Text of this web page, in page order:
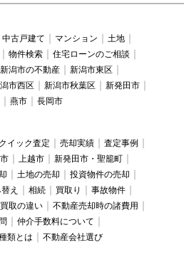
中古戸建て マンション
土地
物件検索
住宅ローンのご相談
新潟市の不動産
新潟市東区
市西区 新潟市秋葉区
新発田市
燕市 長岡市
イック査定 売却実績
査定事例
上越市
新発田市・聖籠町
土地の売却
投資物件の売却
え 相続 買取り
事故物件
取の違い
不動産売却時の諸費用
仲介手数料について
類とは 不動産会社選び